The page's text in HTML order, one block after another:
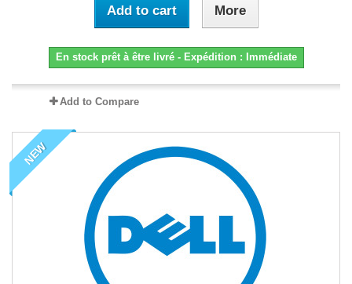
Add to cart More
En stock prêt à être livré - Expédition : Immédiate
Add to Compare
NEW